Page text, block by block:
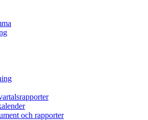
och rapporter